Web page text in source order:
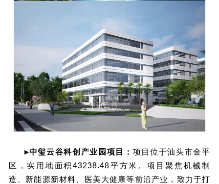
▸中玺云谷科创产业园项目： 项目位于汕头市金平
区，实用地面积43238.48平方米。项目聚焦机械制
造、新能源新材料、医美大健康等前沿产业，致力于打